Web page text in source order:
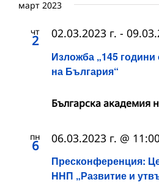
март 2023
чт
2
Изложба „145
на България“
02.03.2023 г. -
Българска академия
пн
6
Пресконференция:
ННП „Развитие и
06.03.2023 г. @